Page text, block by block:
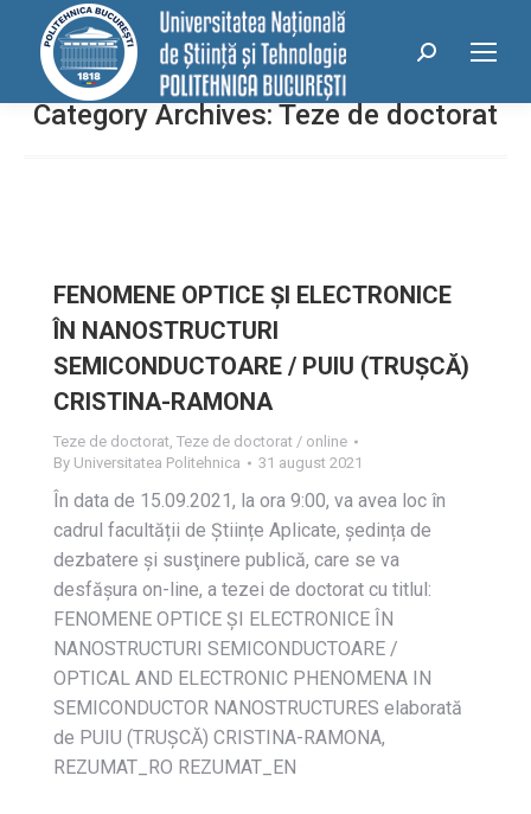
conținut
Search:
Category Archives: Teze de doctorat
FENOMENE OPTICE ȘI ELECTRONICE
ÎN NANOSTRUCTURI
SEMICONDUCTOARE / PUIU (TRUȘCĂ)
CRISTINA-RAMONA
Teze de doctorat, Teze de doctorat / online
By Universitatea Politehnica 31 august 2021
În data de 15.09.2021, la ora 9:00, va avea loc în
cadrul facultății de Științe Aplicate, ședința de
dezbatere și susţinere publică, care se va
desfășura on-line, a tezei de doctorat cu titlul:
FENOMENE OPTICE ȘI ELECTRONICE ÎN
NANOSTRUCTURI SEMICONDUCTOARE /
OPTICAL AND ELECTRONIC PHENOMENA IN
SEMICONDUCTOR NANOSTRUCTURES elaborată
de PUIU (TRUȘCĂ) CRISTINA-RAMONA,
REZUMAT_RO REZUMAT_EN